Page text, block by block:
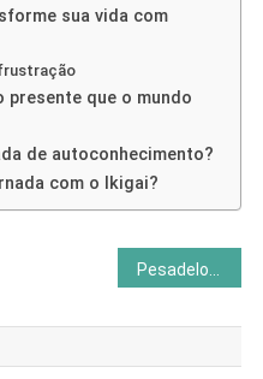
sua vida com
presente que o mundo
de autoconhecimento?
com o Ikigai?
Pesadelos frequentes: o que sua alma está tentando comunicar